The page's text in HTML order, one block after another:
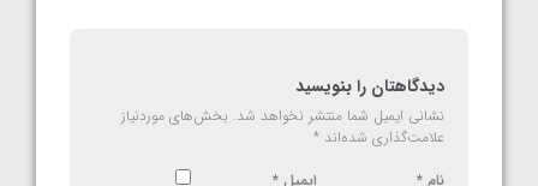
دیدگاهتان را بنویسید
نشانی ایمیل شما منتشر نخواهد شد. بخش‌های موردنیاز
علامت‌گذاری شده‌اند *
نام * ایمیل *